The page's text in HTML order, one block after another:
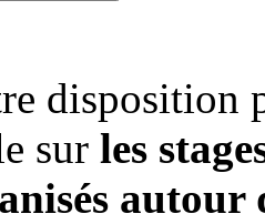
disposition
sur les
autour